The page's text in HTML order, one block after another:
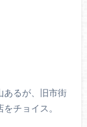
あるが、旧市街
チョイス。